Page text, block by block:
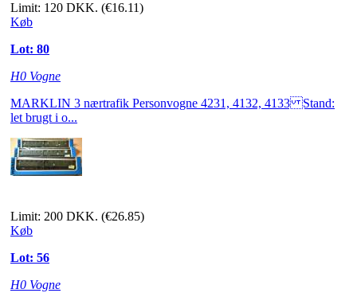
Limit: 120 DKK. (€16.11)
Køb
Lot: 80
H0 Vogne
MARKLIN 3 nærtrafik Personvogne 4231, 4132, 4133 Stand:
let brugt i o...
Limit: 200 DKK. (€26.85)
Køb
Lot: 56
H0 Vogne